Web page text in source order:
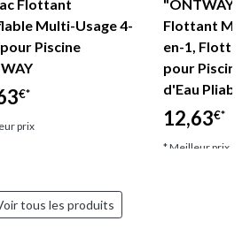
Flottant
Multi-Usage 4-
Piscine
€*
prix
"ONTWAY -
Flottant
en-1,
pour
d'Eau
12,63€*
* Meilleur prix
tous les produits